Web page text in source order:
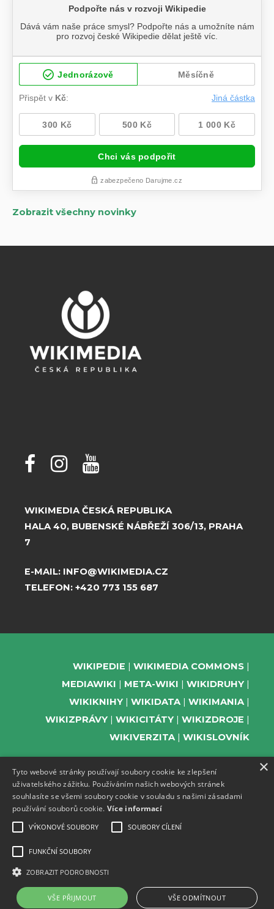
Zobrazit všechny novinky
WIKIMEDIA ČESKÁ REPUBLIKA
HALA 40, BUBENSKÉ NÁBŘEŽÍ 306/13, PRAHA
7
E-MAIL: INFO@WIKIMEDIA.CZ
TELEFON: +420 773 155 687
WIKIPEDIE
WIKIMEDIA COMMONS
MEDIAWIKI
META-WIKI
WIKIDRUHY
WIKIKNIHY
WIKIDATA
WIKIMANIA
WIKIZPRÁVY
WIKICITÁTY
WIKIZDROJE
WIKIVERZITA
WIKISLOVNÍK
PODPOŘTE NÁS
ODEBÍREJTE NEWSLETTER
TELEGRAM UDÁLOSTÍ WMČR
×
Tyto webové stránky používají soubory cookie ke zlepšení
uživatelského zážitku. Používáním našich webových stránek
souhlasíte se všemi soubory cookie v souladu s našimi zásadami
používání souborů cookie. Více informací
VÝKONOVÉ SOUBORY SOUBORY CÍLENÍ
FUNKČNÍ SOUBORY
ZOBRAZIT PODROBNOSTI
VŠE PŘIJMOUT VŠE ODMÍTNOUT